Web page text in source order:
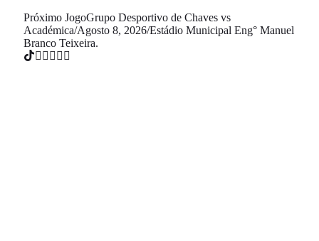
Próximo JogoGrupo Desportivo de Chaves vs
Académica/Agosto 8, 2026/Estádio Municipal Eng° Manuel
Branco Teixeira.